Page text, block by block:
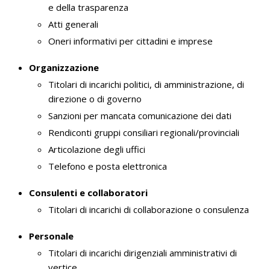
e della trasparenza
Atti generali
Oneri informativi per cittadini e imprese
Organizzazione
Titolari di incarichi politici, di amministrazione, di
direzione o di governo
Sanzioni per mancata comunicazione dei dati
Rendiconti gruppi consiliari regionali/provinciali
Articolazione degli uffici
Telefono e posta elettronica
Consulenti e collaboratori
Titolari di incarichi di collaborazione o consulenza
Personale
Titolari di incarichi dirigenziali amministrativi di